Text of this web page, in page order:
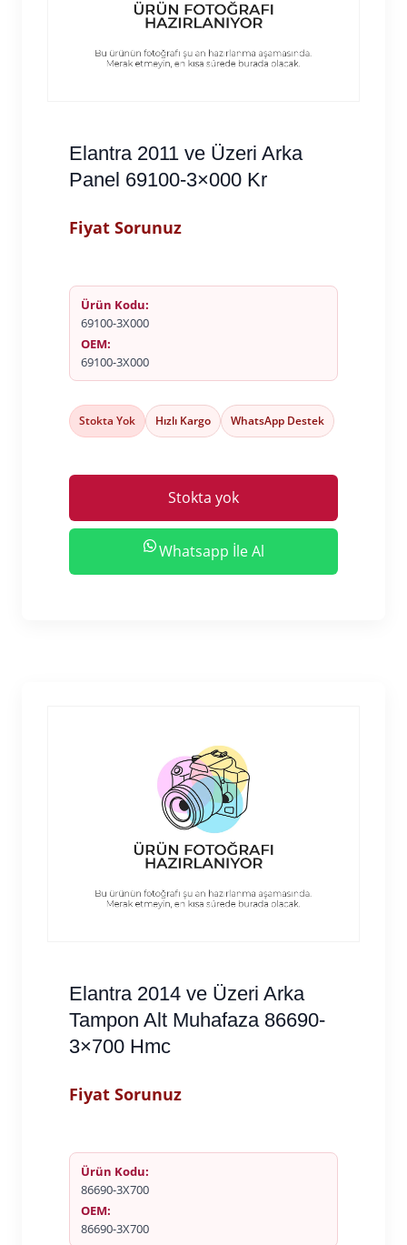
Elantra 2011 ve Üzeri Arka
Panel 69100-3×000 Kr
Fiyat Sorunuz
Ürün Kodu:
69100-3X000
OEM:
69100-3X000
Stokta Yok Hızlı Kargo WhatsApp Destek
Stokta yok
Whatsapp İle Al
Elantra 2014 ve Üzeri Arka
Tampon Alt Muhafaza 86690-
3×700 Hmc
Fiyat Sorunuz
Ürün Kodu:
86690-3X700
OEM:
86690-3X700